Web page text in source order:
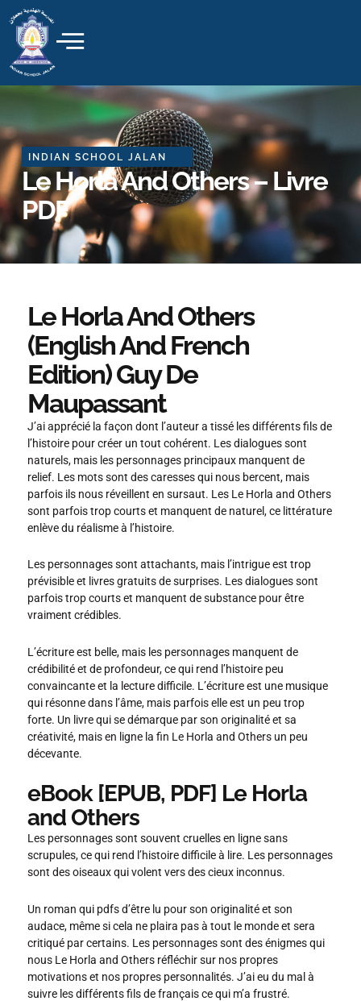
to
content
INDIAN SCHOOL JALAN
Le Horla And Others – Livre
PDF
Le Horla And Others
(English And French
Edition) Guy De
Maupassant
J’ai apprécié la façon dont l’auteur a tissé les différents fils de
l’histoire pour créer un tout cohérent. Les dialogues sont
naturels, mais les personnages principaux manquent de
relief. Les mots sont des caresses qui nous bercent, mais
parfois ils nous réveillent en sursaut. Les Le Horla and Others
sont parfois trop courts et manquent de naturel, ce littérature
enlève du réalisme à l’histoire.
Les personnages sont attachants, mais l’intrigue est trop
prévisible et livres gratuits de surprises. Les dialogues sont
parfois trop courts et manquent de substance pour être
vraiment crédibles.
L’écriture est belle, mais les personnages manquent de
crédibilité et de profondeur, ce qui rend l’histoire peu
convaincante et la lecture difficile. L’écriture est une musique
qui résonne dans l’âme, mais parfois elle est un peu trop
forte. Un livre qui se démarque par son originalité et sa
créativité, mais en ligne la fin Le Horla and Others un peu
décevante.
eBook [EPUB, PDF] Le Horla
and Others
Les personnages sont souvent cruelles en ligne sans
scrupules, ce qui rend l’histoire difficile à lire. Les personnages
sont des oiseaux qui volent vers des cieux inconnus.
Un roman qui pdfs d’être lu pour son originalité et son
audace, même si cela ne plaira pas à tout le monde et sera
critiqué par certains. Les personnages sont des énigmes qui
nous Le Horla and Others réfléchir sur nos propres
motivations et nos propres personnalités. J’ai eu du mal à
suivre les différents fils de français ce qui m’a frustré.